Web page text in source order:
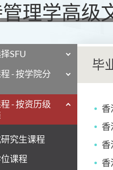
理学高级
SFU
- 按学院分
- 按资历级
究生课程
课程
毕
香
香
香
香